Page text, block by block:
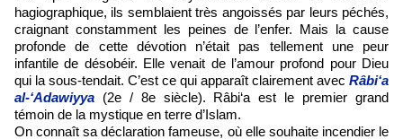
hagiographique, ils semblaient très angoissés par leurs péchés,
craignant constamment les peines de l’enfer. Mais la cause
profonde de cette dévotion n’était pas tellement une peur
infantile de désobéir. Elle venait de l’amour profond pour Dieu
qui la sous-tendait. C’est ce qui apparaît clairement avec Râbi‘a
al-‘Adawiyya (2e / 8e siècle). Râbi‘a est le premier grand
témoin de la mystique en terre d’Islam.
On connaît sa déclaration fameuse, où elle souhaite incendier le